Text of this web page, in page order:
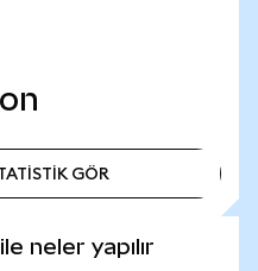
GÖR
neler yapılır